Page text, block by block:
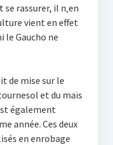
se rassurer, il n‚en
vient en effet
le Gaucho ne
de mise sur le
et du maïs
également
année. Ces deux
en enrobage